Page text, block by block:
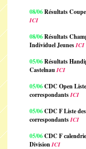
08/06Résultats
ICI
08/06Résultats
Individuel JeunesICI
05/06Résultats
CastelnauICI
05/06CDC Open
correspondantsICI
05/06CDC F Liste des
correspondantsICI
05/06CDC F
DivisionICI